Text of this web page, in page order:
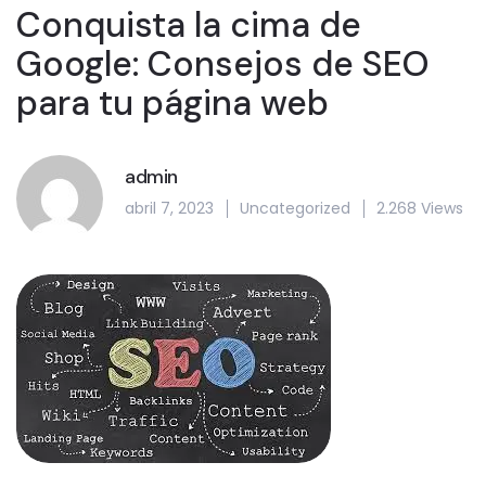
Conquista la cima de
Google: Consejos de SEO
para tu página web
admin
abril 7, 2023 Uncategorized 2.268 Views